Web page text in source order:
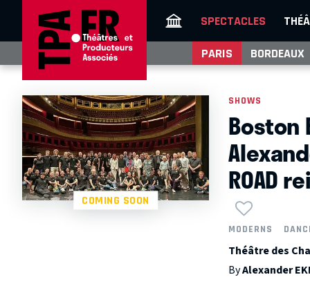
SPECTACLES
PARIS BORDEAUX
COMING SOON
SHOWS
Boston
ROAD
MODERNS
Théâtre des
ByAlexander